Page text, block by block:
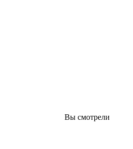
Вы смотрели